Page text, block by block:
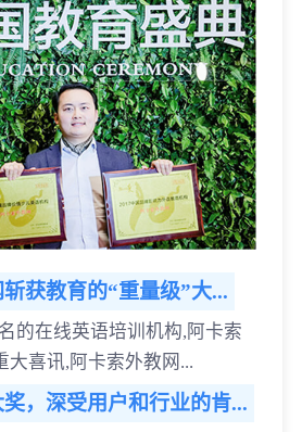
获教育的“重量级”大...
的在线英语培训机构,阿卡索
大喜讯,阿卡索外教网...
，深受用户和行业的肯...